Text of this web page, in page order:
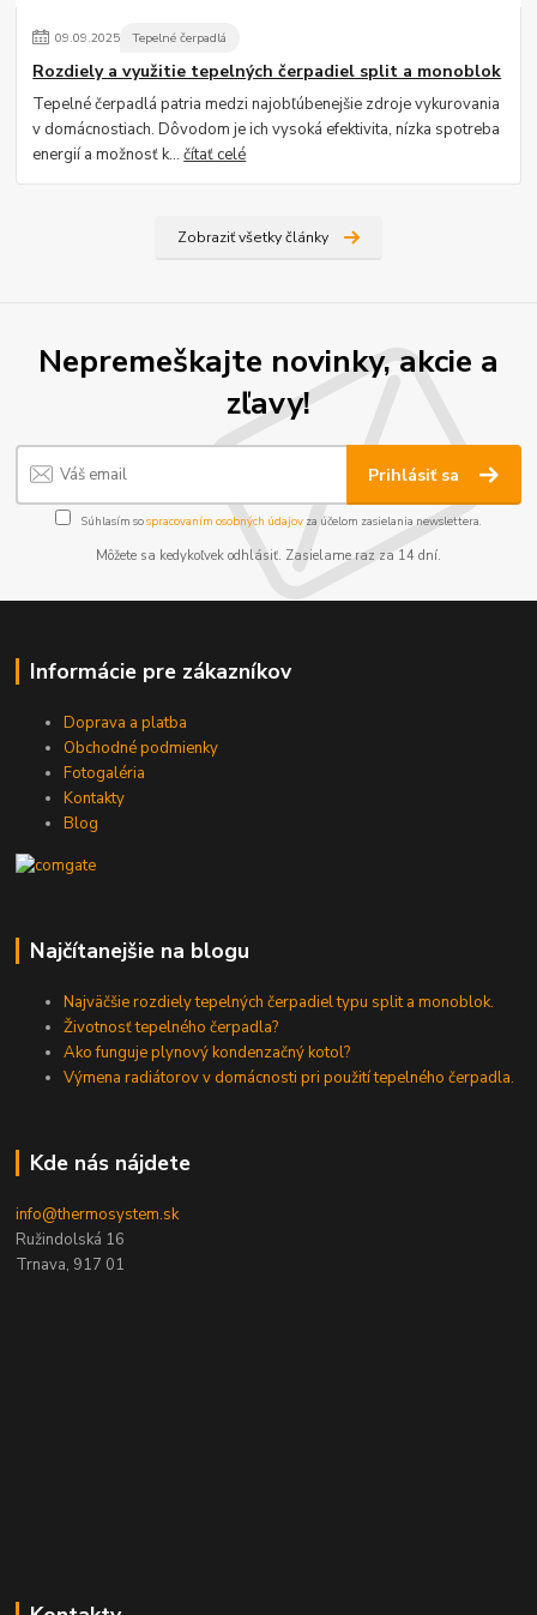
09.09.2025 Tepelné čerpadlá
Rozdiely a využitie tepelných čerpadiel split a monoblok
Tepelné čerpadlá patria medzi najobľúbenejšie zdroje vykurovania
v domácnostiach. Dôvodom je ich vysoká efektivita, nízka spotreba
energií a možnosť k...čítať celé
Zobraziť všetky články
Nepremeškajte novinky, akcie a
zľavy!
Prihlásiť sa
Súhlasím sospracovaním osobných údajov za účelom zasielania newslettera.
Môžete sa kedykoľvek odhlásiť. Zasielame raz za 14 dní.
Informácie pre zákazníkov
Doprava a platba
Obchodné podmienky
Fotogaléria
Kontakty
Blog
Najčítanejšie na blogu
Najväčšie rozdiely tepelných čerpadiel typu split a monoblok.
Životnosť tepelného čerpadla?
Ako funguje plynový kondenzačný kotol?
Výmena radiátorov v domácnosti pri použití tepelného čerpadla.
Kde nás nájdete
info@thermosystem.sk
Ružindolská 16
Trnava, 917 01